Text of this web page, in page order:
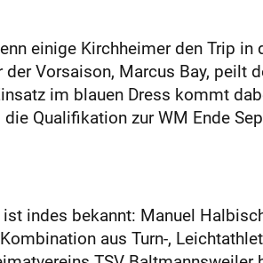
einige Kirchheimer den Trip in
Vorsaison, Marcus Bay, peilt
im blauen Dress kommt
Qualifikation zur WM Ende
indes bekannt: Manuel
aus Turn-,